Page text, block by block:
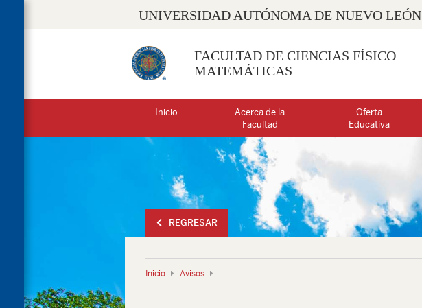
UNIVERSIDAD AUTÓNOMA DE NUEVO LEÓN
FACULTAD DE CIENCIAS FÍSICO
MATEMÁTICAS
Inicio
Acerca de la
Facultad
Oferta
Educativa
REGRESAR
Inicio Avisos